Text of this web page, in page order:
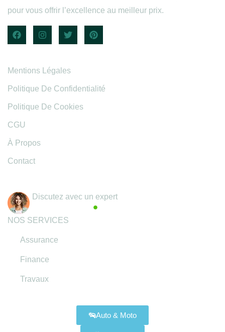
pour vous offrir l’excellence au meilleur prix.
Mentions Légales
Politique De Confidentialité
Politique De Cookies
CGU
À Propos
Contact
Discutez avec un expert
NOS SERVICES
Assurance
Finance
Travaux
Auto & Moto